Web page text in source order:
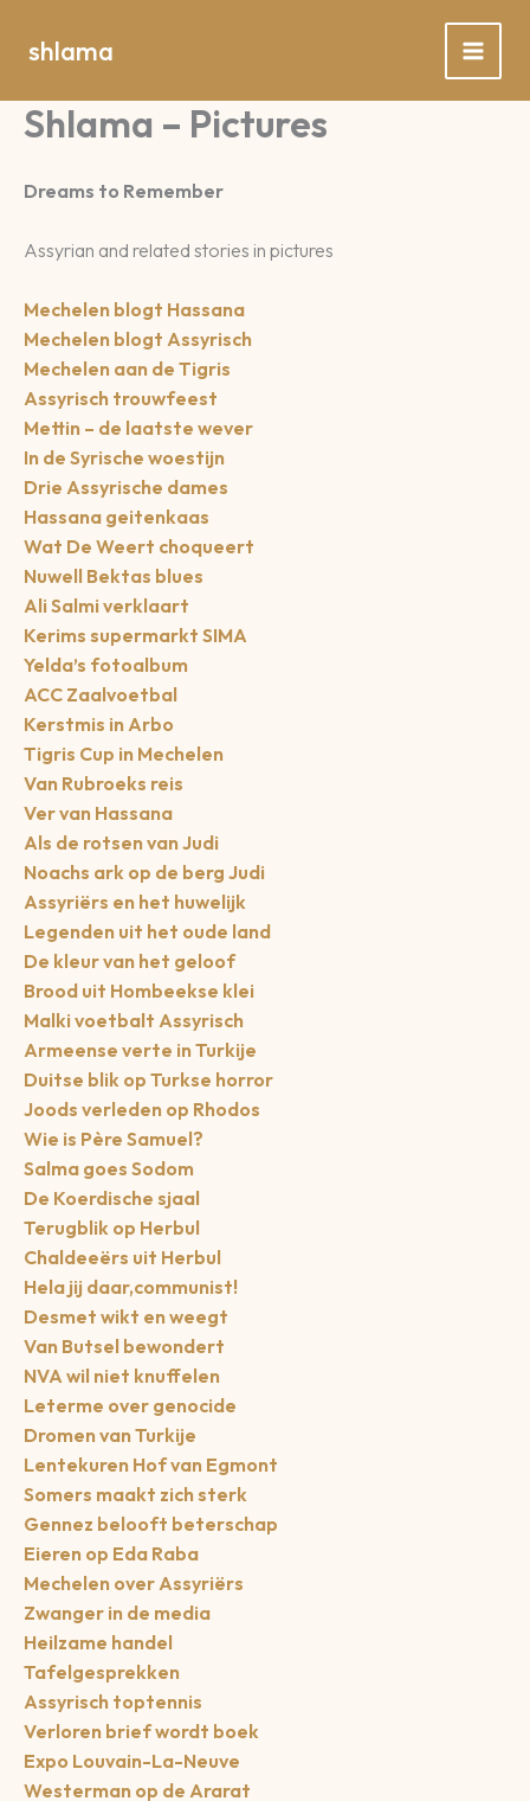
naar
inhoud
shlama
Shlama – Pictures
Dreams to Remember
Assyrian and related stories in pictures
Mechelen blogt Hassana
Mechelen blogt Assyrisch
Mechelen aan de Tigris
Assyrisch trouwfeest
Mettin – de laatste wever
In de Syrische woestijn
Drie Assyrische dames
Hassana geitenkaas
Wat De Weert choqueert
Nuwell Bektas blues
Ali Salmi verklaart
Kerims supermarkt SIMA
Yelda’s fotoalbum
ACC Zaalvoetbal
Kerstmis in Arbo
Tigris Cup in Mechelen
Van Rubroeks reis
Ver van Hassana
Als de rotsen van Judi
Noachs ark op de berg Judi
Assyriërs en het huwelijk
Legenden uit het oude land
De kleur van het geloof
Brood uit Hombeekse klei
Malki voetbalt Assyrisch
Armeense verte in Turkije
Duitse blik op Turkse horror
Joods verleden op Rhodos
Wie is Père Samuel?
Salma goes Sodom
De Koerdische sjaal
Terugblik op Herbul
Chaldeeërs uit Herbul
Hela jij daar,communist!
Desmet wikt en weegt
Van Butsel bewondert
NVA wil niet knuffelen
Leterme over genocide
Dromen van Turkije
Lentekuren Hof van Egmont
Somers maakt zich sterk
Gennez belooft beterschap
Eieren op Eda Raba
Mechelen over Assyriërs
Zwanger in de media
Heilzame handel
Tafelgesprekken
Assyrisch toptennis
Verloren brief wordt boek
Expo Louvain-La-Neuve
Westerman op de Ararat